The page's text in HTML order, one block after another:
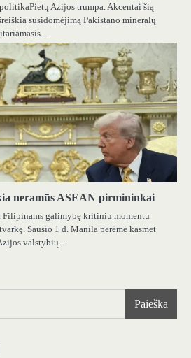
Azijos trumpa. Akcentai šią
susidomėjimą Pakistano mineralų
neramūs ASEAN pirmininkai
Filipinams galimybę kritiniu momentu
Sausio 1 d. Manila perėmė kasmet
valstybių…
Paieška